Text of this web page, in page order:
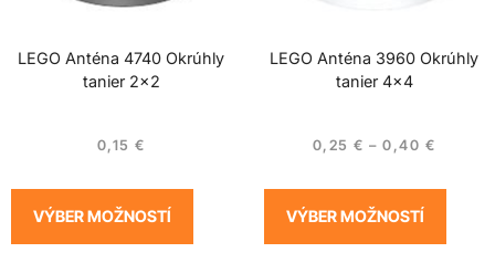
LEGO Anténa 4740 Okrúhly
tanier 2×2
0,15 €
VÝBER MOŽNOSTÍ
LEGO Anténa 3960 Okrúhly
tanier 4×4
0,25€ – 0,40 €
VÝBER MOŽNOSTÍ